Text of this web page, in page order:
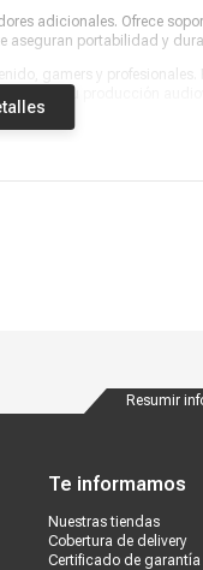
adicionales. Ofrece
aseguran portabilidad y
gamers y profesionales.
Resumir
Te informamos
Nuestras tiendas
Cobertura de delivery
Certificado de garantía